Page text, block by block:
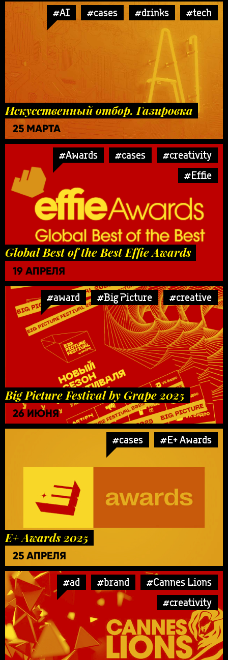
#AI #cases #drinks #tech
Искусственный отбор. Газировка
25 МАРТА
#Awards #cases
#creativity
#Effie
Global Best of the Best Effie Awards
19 АПРЕЛЯ
#award #Big Picture #creative
Big Picture Festival by Grape 2025
26 ИЮНЯ
#cases #E+ Awards
E+ Awards 2025
25 АПРЕЛЯ
#ad #brand
#Cannes Lions
#creativity